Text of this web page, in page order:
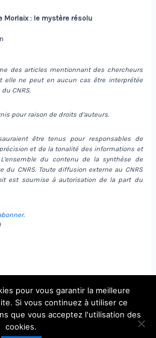
Morlaix : le mystère résolu
des articles mentionnant des chercheurs
elle ne peut en aucun cas être interprétée
CNRS.
pour raison de droits d’auteurs.
être tenus pour responsables de
et de la tonalité des informations et
du contenu de la synthèse de
du CNRS. Toute diffusion externe au CNRS
est soumise à autorisation de la part du
.
de Physique Théorique et
pour vous garantir la meilleure
Si vous continuez à utiliser ce
que vous acceptez l'utilisation des
cookies.